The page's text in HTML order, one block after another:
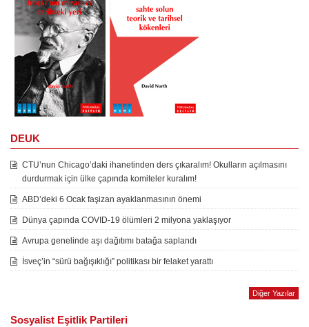
DEUK
CTU’nun Chicago’daki ihanetinden ders çıkaralım! Okulların açılmasını
durdurmak için ülke çapında komiteler kuralım!
ABD’deki 6 Ocak faşizan ayaklanmasının önemi
Dünya çapında COVID-19 ölümleri 2 milyona yaklaşıyor
Avrupa genelinde aşı dağıtımı batağa saplandı
İsveç’in “sürü bağışıklığı” politikası bir felaket yarattı
Diğer Yazılar
Sosyalist Eşitlik Partileri